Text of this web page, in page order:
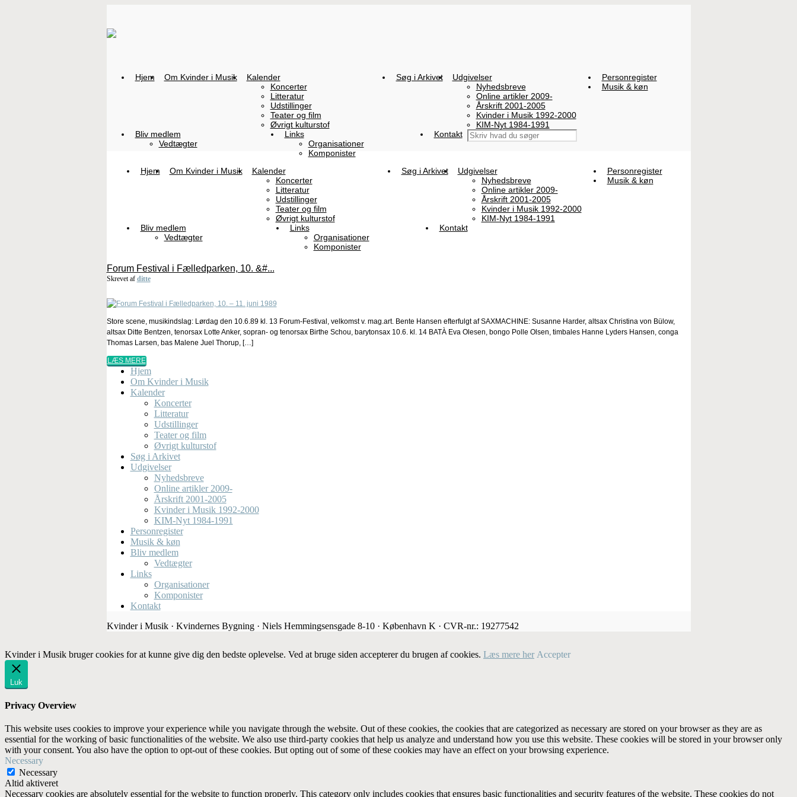
Hjem Om Kvinder i Musik
Kalender
Koncerter
Litteratur
Udstillinger
Teater og film
Øvrigt kulturstof
Søg i Arkivet
Udgivelser
Nyhedsbreve
Online artikler 2009-
Årskrift 2001-2005
Kvinder i Musik 1992-2000
KIM-Nyt 1984-1991
Personregister
Musik & køn
Bliv medlem
Vedtægter
Links
Organisationer
Komponister
Kontakt
Hjem Om Kvinder i Musik
Kalender
Koncerter
Litteratur
Udstillinger
Teater og film
Øvrigt kulturstof
Søg i Arkivet
Udgivelser
Nyhedsbreve
Online artikler 2009-
Årskrift 2001-2005
Kvinder i Musik 1992-2000
KIM-Nyt 1984-1991
Personregister
Musik & køn
Bliv medlem
Vedtægter
Links
Organisationer
Komponister
Kontakt
Forum Festival i Fælledparken, 10. &#...
Skrevet af ditte
Store scene, musikindslag: Lørdag den 10.6.89 kl. 13 Forum-Festival, velkomst v. mag.art. Bente Hansen efterfulgt af SAXMACHINE: Susanne Harder, altsax Christina von Bülow,
altsax Ditte Bentzen, tenorsax Lotte Anker, sopran- og tenorsax Birthe Schou, barytonsax 10.6. kl. 14 BATÀ Eva Olesen, bongo Polle Olsen, timbales Hanne Lyders Hansen, conga
Thomas Larsen, bas Malene Juel Thorup, […]
LÆS MERE
Hjem
Om Kvinder i Musik
Kalender
Koncerter
Litteratur
Udstillinger
Teater og film
Øvrigt kulturstof
Søg i Arkivet
Udgivelser
Nyhedsbreve
Online artikler 2009-
Årskrift 2001-2005
Kvinder i Musik 1992-2000
KIM-Nyt 1984-1991
Personregister
Musik & køn
Bliv medlem
Vedtægter
Links
Organisationer
Komponister
Kontakt
Kvinder i Musik · Kvindernes Bygning · Niels Hemmingsensgade 8-10 · København K · CVR-nr.: 19277542
Kvinder i Musik bruger cookies for at kunne give dig den bedste oplevelse. Ved at bruge siden accepterer du brugen af cookies. Læs mere her Accepter
Luk
Privacy Overview
This website uses cookies to improve your experience while you navigate through the website. Out of these cookies, the cookies that are categorized as necessary are stored on your browser as they are as
essential for the working of basic functionalities of the website. We also use third-party cookies that help us analyze and understand how you use this website. These cookies will be stored in your browser only
with your consent. You also have the option to opt-out of these cookies. But opting out of some of these cookies may have an effect on your browsing experience.
Necessary
Necessary
Altid aktiveret
Necessary cookies are absolutely essential for the website to function properly. This category only includes cookies that ensures basic functionalities and security features of the website. These cookies do not